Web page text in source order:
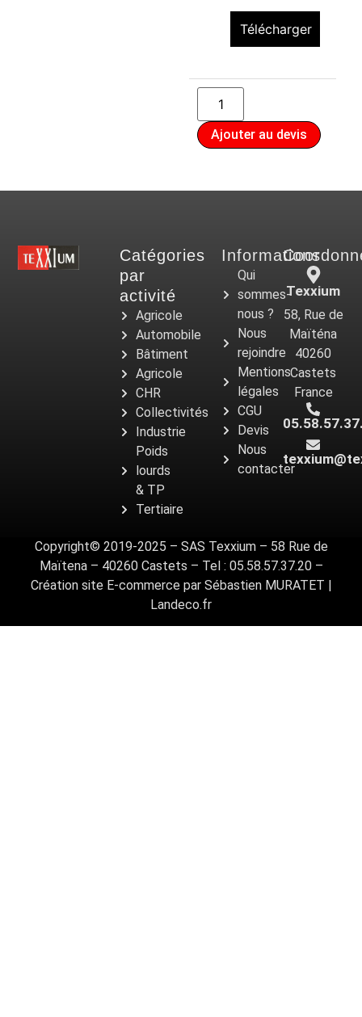
Télécharger
Ajouter au devis
Catégories
par
activité
Agricole
Automobile
Bâtiment
Agricole
CHR
Collectivités
Industrie
Poids
lourds
& TP
Tertiaire
Informations
Qui
sommes-
nous ?
Nous
rejoindre
Mentions
légales
CGU
Devis
Nous
contacter
Texxium
58, Rue de
Maïténa
40260
Castets
France
Copyright© 2019-2025 – SAS Texxium – 58 Rue de
Maïtena – 40260 Castets – Tel : 05.58.57.37.20 –
Création site E-commerce par Sébastien MURATET |
Landeco.fr